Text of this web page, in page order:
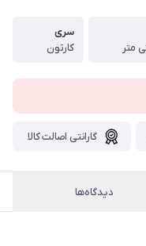
سری
کارتون
گارانتی اصالت کالا
دیدگاه‌ها